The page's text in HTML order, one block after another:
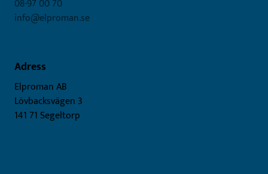
08-97 00 70
info@elproman.se
Adress
Elproman AB
Lövbacksvägen 3
141 71 Segeltorp